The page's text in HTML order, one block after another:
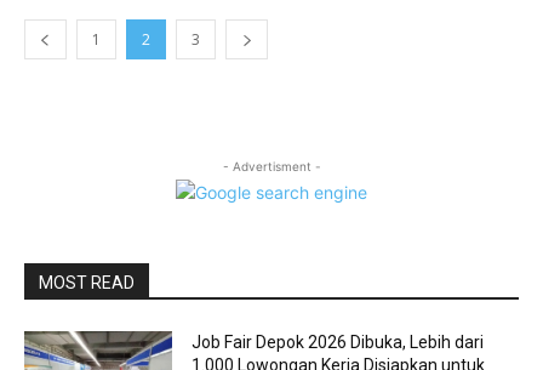
1 2 3
- Advertisment -
MOST READ
Job Fair Depok 2026 Dibuka, Lebih dari
1.000 Lowongan Kerja Disiapkan untuk